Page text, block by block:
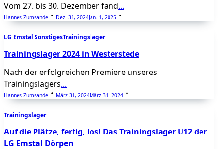
Vom 27. bis 30. Dezember fand...
Hannes Zumsande Dez. 31, 2024Jan. 1, 2025
LG Emstal SonstigesTrainingslager
Trainingslager 2024 in Westerstede
Nach der erfolgreichen Premiere unseres
Trainingslagers...
Hannes Zumsande März 31, 2024März 31, 2024
Trainingslager
Auf die Plätze, fertig, los! Das Trainingslager U12 der
LG Emstal Dörpen